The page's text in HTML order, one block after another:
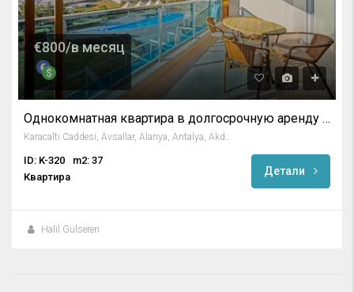
€800/в месяц
Однокомнатная квартира в долгосрочную аренду в Авсалларе
ID: K-320
m2: 37
Квартира
Детали
Halil Gülseren